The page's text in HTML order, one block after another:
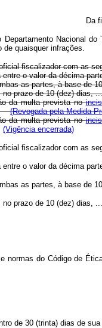
Da
Nacional do
de quaisquer infrações.
fiscalizador com as
o valor da décima
as partes, à base de
no prazo de 10 (dez) dias,
da multa prevista no
(Revogada pela Medida
da multa prevista no
(Vigência encerrada)
fiscalizador com as
o valor da décima
as partes, à base de
prazo de 10 (dez) dias, ...
do Código de
de 30 (trinta) dias de